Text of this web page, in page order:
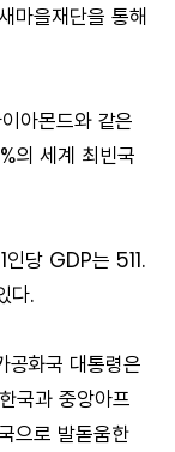
마을재단을 통해
아몬드와 같은
의 세계 최빈국
인당 GDP는 511.
다.
공화국 대통령은
국과 중앙아프
으로 발돋움한